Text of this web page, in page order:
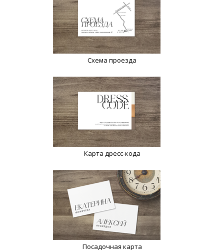
Схема проезда
Карта дресс-кода
Посадочная карта